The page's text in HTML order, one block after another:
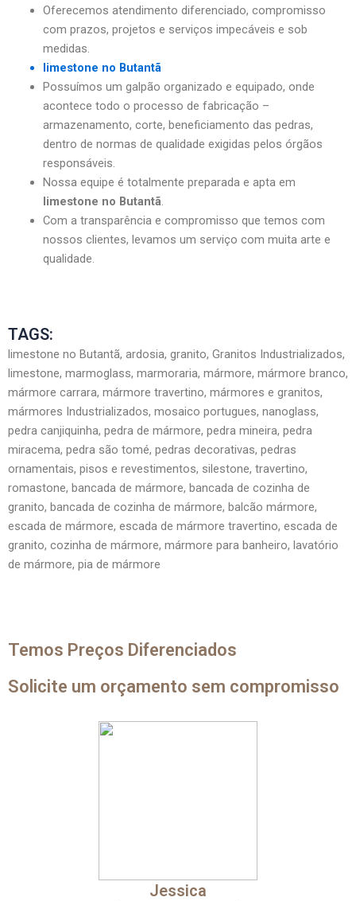
Oferecemos atendimento diferenciado, compromisso
com prazos, projetos e serviços impecáveis e sob
medidas.
limestone no Butantã
Possuímos um galpão organizado e equipado, onde
acontece todo o processo de fabricação –
armazenamento, corte, beneficiamento das pedras,
dentro de normas de qualidade exigidas pelos órgãos
responsáveis.
Nossa equipe é totalmente preparada e apta em
limestone no Butantã.
Com a transparência e compromisso que temos com
nossos clientes, levamos um serviço com muita arte e
qualidade.
TAGS:
limestone no Butantã, ardosia, granito, Granitos Industrializados,
limestone, marmoglass, marmoraria, mármore, mármore branco,
mármore carrara, mármore travertino, mármores e granitos,
mármores Industrializados, mosaico portugues, nanoglass,
pedra canjiquinha, pedra de mármore, pedra mineira, pedra
miracema, pedra são tomé, pedras decorativas, pedras
ornamentais, pisos e revestimentos, silestone, travertino,
romastone, bancada de mármore, bancada de cozinha de
granito, bancada de cozinha de mármore, balcão mármore,
escada de mármore, escada de mármore travertino, escada de
granito, cozinha de mármore, mármore para banheiro, lavatório
de mármore, pia de mármore
Temos Preços Diferenciados
Solicite um orçamento sem compromisso
Jessica